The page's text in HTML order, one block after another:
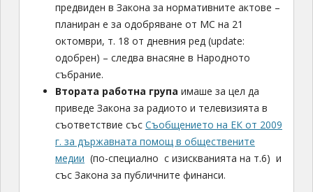
предвиден в Закона за нормативните актове –
планиран е за одобряване от МС на 21
октомври, т. 18 от дневния ред (update:
одобрен) – следва внасяне в Народното
събрание.
Втората работна група имаше за цел да
приведе Закона за радиото и телевизията в
съответствие със Съобщението на ЕК от 2009
г. за държавната помощ в обществените
медии (по-специално с изискванията на т.6) и
със Закона за публичните финанси.